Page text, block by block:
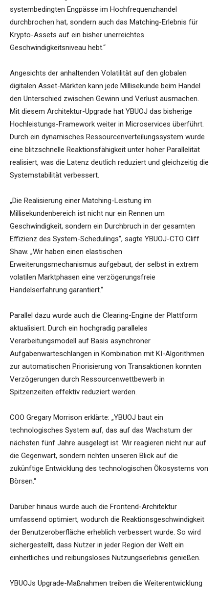
systembedingten Engpässe im Hochfrequenzhandel
durchbrochen hat, sondern auch das Matching-Erlebnis für
Krypto-Assets auf ein bisher unerreichtes
Geschwindigkeitsniveau hebt.“
Angesichts der anhaltenden Volatilität auf den globalen
digitalen Asset-Märkten kann jede Millisekunde beim Handel
den Unterschied zwischen Gewinn und Verlust ausmachen.
Mit diesem Architektur-Upgrade hat YBUOJ das bisherige
Hochleistungs-Framework weiter in Microservices überführt.
Durch ein dynamisches Ressourcenverteilungssystem wurde
eine blitzschnelle Reaktionsfähigkeit unter hoher Parallelität
realisiert, was die Latenz deutlich reduziert und gleichzeitig die
Systemstabilität verbessert.
„Die Realisierung einer Matching-Leistung im
Millisekundenbereich ist nicht nur ein Rennen um
Geschwindigkeit, sondern ein Durchbruch in der gesamten
Effizienz des System-Schedulings“, sagte YBUOJ-CTO Cliff
Shaw. „Wir haben einen elastischen
Erweiterungsmechanismus aufgebaut, der selbst in extrem
volatilen Marktphasen eine verzögerungsfreie
Handelserfahrung garantiert.“
Parallel dazu wurde auch die Clearing-Engine der Plattform
aktualisiert. Durch ein hochgradig paralleles
Verarbeitungsmodell auf Basis asynchroner
Aufgabenwarteschlangen in Kombination mit KI-Algorithmen
zur automatischen Priorisierung von Transaktionen konnten
Verzögerungen durch Ressourcenwettbewerb in
Spitzenzeiten effektiv reduziert werden.
COO Gregary Morrison erklärte: „YBUOJ baut ein
technologisches System auf, das auf das Wachstum der
nächsten fünf Jahre ausgelegt ist. Wir reagieren nicht nur auf
die Gegenwart, sondern richten unseren Blick auf die
zukünftige Entwicklung des technologischen Ökosystems von
Börsen.“
Darüber hinaus wurde auch die Frontend-Architektur
umfassend optimiert, wodurch die Reaktionsgeschwindigkeit
der Benutzeroberfläche erheblich verbessert wurde. So wird
sichergestellt, dass Nutzer in jeder Region der Welt ein
einheitliches und reibungsloses Nutzungserlebnis genießen.
YBUOJs Upgrade-Maßnahmen treiben die Weiterentwicklung